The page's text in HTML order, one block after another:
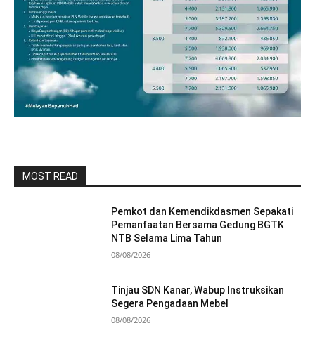
MOST READ
Pemkot dan Kemendikdasmen Sepakati
Pemanfaatan Bersama Gedung BGTK
NTB Selama Lima Tahun
08/08/2026
Tinjau SDN Kanar, Wabup Instruksikan
Segera Pengadaan Mebel
08/08/2026